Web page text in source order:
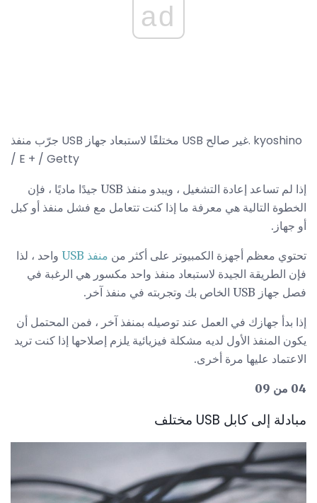
ad
جرّب منفذ USB مختلفًا لاستبعاد جهاز USB غير صالح. kyoshino
/ E + / Getty
إذا لم تساعد إعادة التشغيل ، ويبدو منفذ USB جيدًا ماديًا ، فإن
الخطوة التالية هي معرفة ما إذا كنت تتعامل مع فشل منفذ أو كبل
أو جهاز.
تحتوي معظم أجهزة الكمبيوتر على أكثر من منفذ USB
واحد ، لذا
فإن الطريقة الجيدة لاستبعاد منفذ واحد مكسور هي الرغبة في
فصل جهاز USB الخاص بك وتجربته في منفذ آخر.
إذا بدأ جهازك في العمل عند توصيله بمنفذ آخر ، فمن المحتمل أن
يكون المنفذ الأول لديه مشكلة فيزيائية يلزم إصلاحها إذا كنت تريد
الاعتماد عليها مرة أخرى.
04 من 09
مبادلة إلى كابل USB مختلف